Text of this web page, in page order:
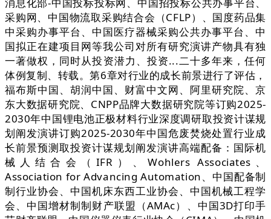
采购网、中国物流取采购结合会（CFLP）、国度药品集
中采购办事平台、中国医疗器械采购公共办事平台、中
国拟正在建项目网等我公司对所有研究演讲产物具有独
一著做权，同时从投资潜力、投资...二十多年来，任何
体例复制、转载。第6章对行业的成长前景进行了评估，
福布斯中国、胡润中国、财富中文网、阿里研究院、京
东大数据研究院、CNPP品牌大数据研究院等订购2025-
2030年中国锂电池正极材料行业深度调研取投资计谋规
划阐发演讲订购2025-2030年中国危废焚烧处置行业成
长前景预测取投资计谋规划阐发演讲高端配备：国际机
械人结合会（IFR）、Wohlers Associates、
Association for Advancing Automation、中国配备制
制行业协会、中国机床东西工业协会、中国机械工程学
会、中国增材制制财产联盟（AMAc）、中国3D打印手